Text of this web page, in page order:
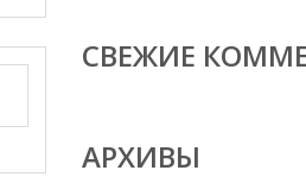
СВЕЖИЕ
АРХИВЫ